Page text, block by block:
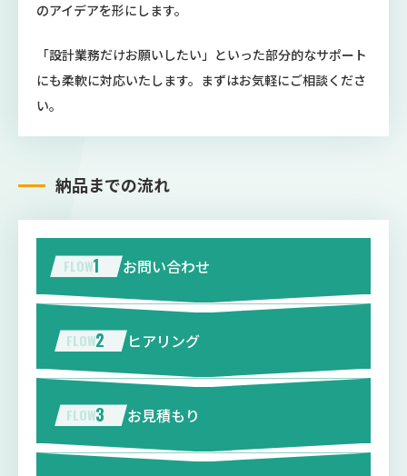
のアイデアを形にします。
「設計業務だけお願いしたい」といった部分的なサポート
にも柔軟に対応いたします。まずはお気軽にご相談くださ
い。
納品までの流れ
1 お問い合わせ
2 ヒアリング
3 お見積もり